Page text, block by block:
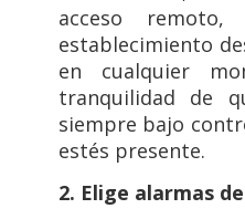
acceso
establecimiento
en cualquier
tranquilidad de
siempre bajo
estés presente.
2. Elige alarmas